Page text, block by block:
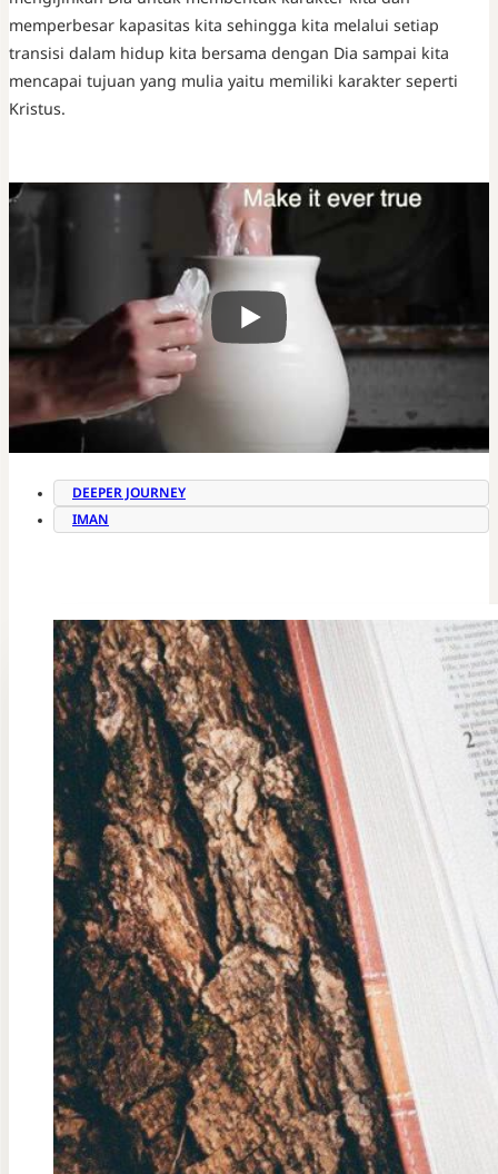
memperbesar kapasitas kita sehingga kita melalui setiap
transisi dalam hidup kita bersama dengan Dia sampai kita
mencapai tujuan yang mulia yaitu memiliki karakter seperti
Kristus.
DEEPER JOURNEY
IMAN